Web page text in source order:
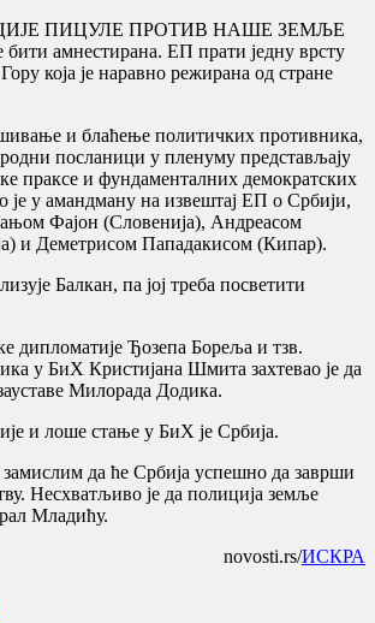
ПИЦУЛЕ ПРОТИВ НАШЕ ЗЕМЉЕ
амнестирана. ЕП прати једну врсту
која је наравно режирана од стране
и блаћење политичких противника,
посланици у пленуму представљају
праксе и фундаменталних демократских
је у амандману на извештај ЕП о Србији,
Фајон (Словенија), Андреасом
и Деметрисом Пападакисом (Кипар).
Балкан, па јој треба посветити
дипломатије Ђозепа Бореља и тзв.
у БиХ Кристијана Шмита захтевао је да
Милорада Додика.
и лоше стање у БиХ је Србија.
да ће Србија успешно да заврши
Несхватљиво је да полиција земље
Младићу.
novosti.rs/ИСКРА